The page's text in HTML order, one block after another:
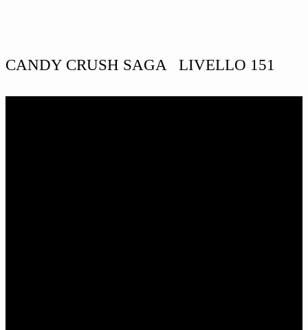
CANDY CRUSH SAGA LIVELLO 151